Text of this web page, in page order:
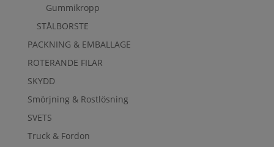
Gummikropp
STÅLBORSTE
PACKNING & EMBALLAGE
ROTERANDE FILAR
SKYDD
Smörjning & Rostlösning
SVETS
Truck & Fordon